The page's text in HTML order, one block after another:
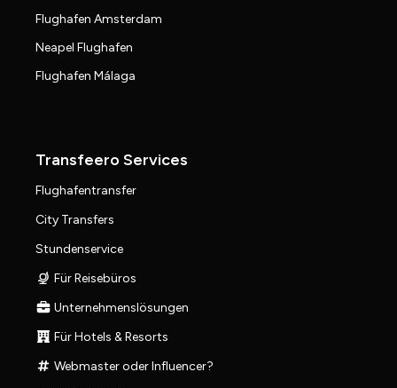
Flughafen Amsterdam
Neapel Flughafen
Flughafen Málaga
Transfeero Services
Flughafentransfer
City Transfers
Stundenservice
Für Reisebüros
Unternehmenslösungen
Für Hotels & Resorts
Webmaster oder Influencer?